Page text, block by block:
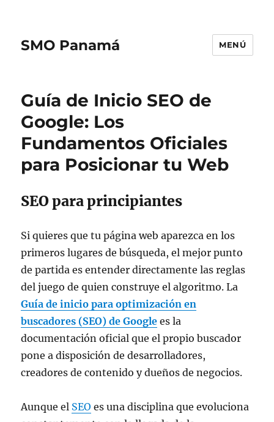
SMO Panamá MENÚ
Guía de Inicio SEO de
Google: Los
Fundamentos Oficiales
para Posicionar tu Web
SEO para principiantes
Si quieres que tu página web aparezca en los
primeros lugares de búsqueda, el mejor punto
de partida es entender directamente las reglas
del juego de quien construye el algoritmo. La
Guía de inicio para optimización en
buscadores (SEO) de Google es la
documentación oficial que el propio buscador
pone a disposición de desarrolladores,
creadores de contenido y dueños de negocios.
Aunque el SEO es una disciplina que evoluciona